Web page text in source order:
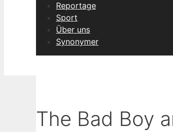
Reportage
Sport
Über uns
Synonymer
The Bad Boy